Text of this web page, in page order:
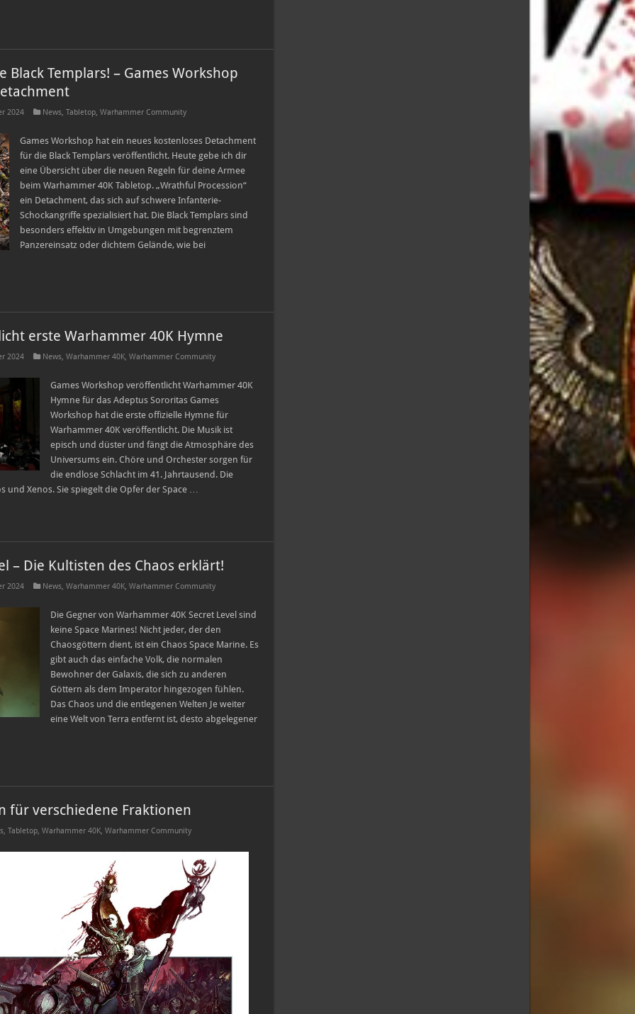
Black Templars! – Games Workshop
2024 News, Tabletop, Warhammer Community
Games Workshop hat ein neues kostenloses Detachment
für die Black Templars veröffentlicht. Heute gebe ich dir
eine Übersicht über die neuen Regeln für deine Armee
beim Warhammer 40K Tabletop. „Wrathful Procession“
ein Detachment, das sich auf schwere Infanterie-
Schockangriffe spezialisiert hat. Die Black Templars sind
besonders effektiv in Umgebungen mit begrenztem
Panzereinsatz oder dichtem Gelände, wie bei
erste Warhammer 40K Hymne
2024 News, Warhammer 40K, Warhammer Community
Games Workshop veröffentlicht Warhammer 40K
Hymne für das Adeptus Sororitas Games
Workshop hat die erste offizielle Hymne für
Warhammer 40K veröffentlicht. Die Musik ist
episch und düster und fängt die Atmosphäre des
Universums ein. Chöre und Orchester sorgen für
die endlose Schlacht im 41. Jahrtausend. Die
und Xenos. Sie spiegelt die Opfer der Space …
– Die Kultisten des Chaos erklärt!
2024 News, Warhammer 40K, Warhammer Community
Die Gegner von Warhammer 40K Secret Level sind
keine Space Marines! Nicht jeder, der den
Chaosgöttern dient, ist ein Chaos Space Marine. Es
gibt auch das einfache Volk, die normalen
Bewohner der Galaxis, die sich zu anderen
Göttern als dem Imperator hingezogen fühlen.
Das Chaos und die entlegenen Welten Je weiter
eine Welt von Terra entfernt ist, desto abgelegener
für verschiedene Fraktionen
, Tabletop, Warhammer 40K, Warhammer Community